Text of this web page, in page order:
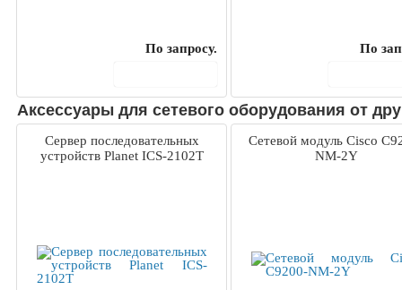
По запросу.
По
Аксессуары для сетевого оборудования от
Сервер последовательных
устройств Planet ICS-2102T
Сетевой модуль Cisco
NM-2Y